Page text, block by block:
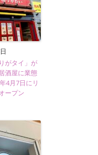
がタイ」が
酒屋に業態
4月7日にリ
ープン